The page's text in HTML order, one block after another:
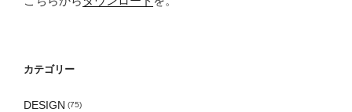
カテゴリー
DESIGN (75)